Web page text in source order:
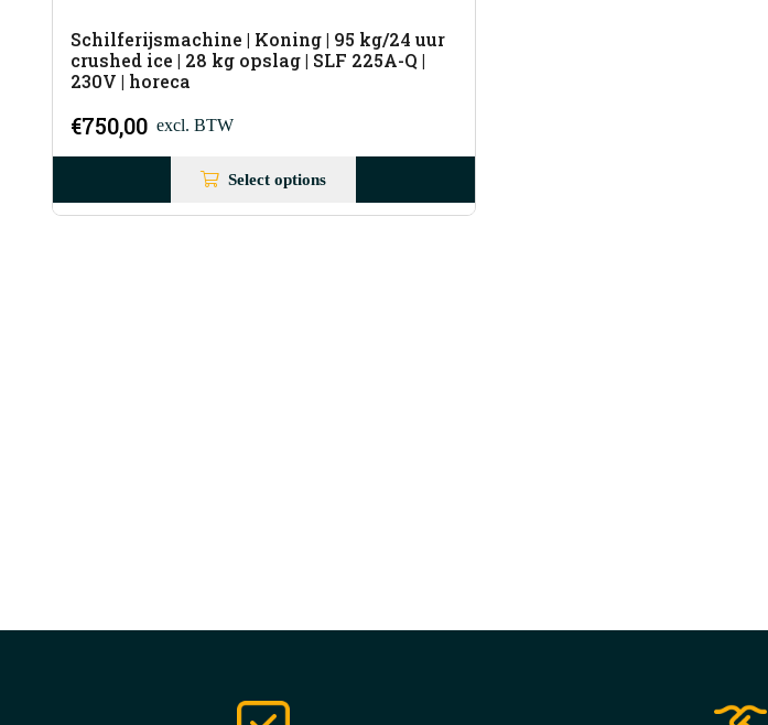
Schilferijsmachine | Koning | 95 kg/24 uur
crushed ice | 28 kg opslag | SLF 225A-Q |
230V | horeca
€750,00 excl. BTW
Select options